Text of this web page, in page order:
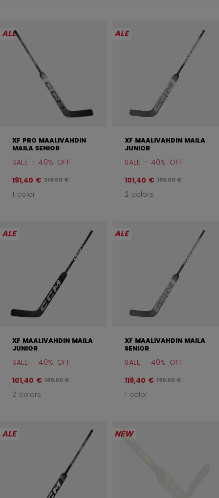
ALE
XF PRO MAALIVAHDIN
MAILA SENIOR
SALE - 40% OFF
191,40 € Alkuperäinen hinta ennen alennusta oli
319,00 €
1 color
ALE
XF MAALIVAHDIN MAILA
JUNIOR
SALE - 40% OFF
101,40 € Alkuperäinen hinta
169,00 €
2 colors
ALE
XF MAALIVAHDIN MAILA
JUNIOR
SALE - 40% OFF
101,40 € Alkuperäinen hinta ennen alennusta oli
169,00 €
2 colors
ALE
XF MAALIVAHDIN MAILA
SENIOR
SALE - 40% OFF
119,40 € Alkuperäinen hinta
199,00 €
1 color
ALE NEW